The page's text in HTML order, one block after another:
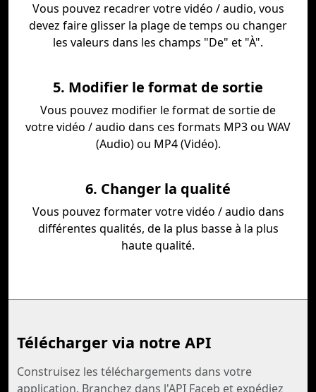
Vous pouvez recadrer votre vidéo / audio, vous
devez faire glisser la plage de temps ou changer
les valeurs dans les champs "De" et "À".
5. Modifier le format de sortie
Vous pouvez modifier le format de sortie de
votre vidéo / audio dans ces formats MP3 ou WAV
(Audio) ou MP4 (Vidéo).
6. Changer la qualité
Vous pouvez formater votre vidéo / audio dans
différentes qualités, de la plus basse à la plus
haute qualité.
Télécharger via notre API
Construisez les téléchargements dans votre
application. Branchez dans l'API Faceb et expédiez